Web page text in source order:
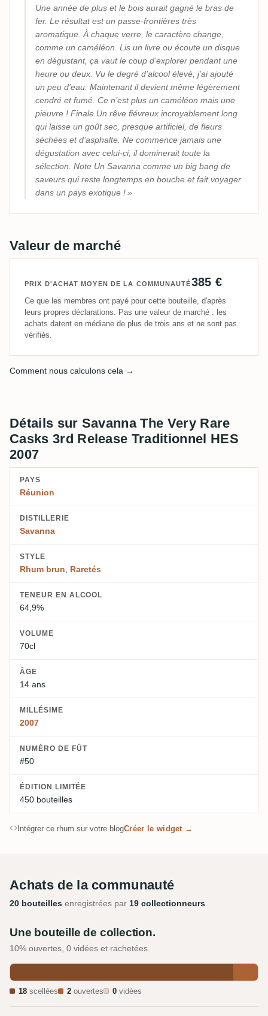
Une année de plus et le bois aurait gagné le bras de
fer. Le résultat est un passe-frontières très
aromatique. À chaque verre, le caractère change,
comme un caméléon. Lis un livre ou écoute un disque
en dégustant, ça vaut le coup d’explorer pendant une
heure ou deux. Vu le degré d’alcool élevé, j’ai ajouté
un peu d’eau. Maintenant il devient même légèrement
cendré et fumé. Ce n’est plus un caméléon mais une
pieuvre ! Finale Un rêve fiévreux incroyablement long
qui laisse un goût sec, presque artificiel, de fleurs
séchées et d’asphalte. Ne commence jamais une
dégustation avec celui-ci, il dominerait toute la
sélection. Note Un Savanna comme un big bang de
saveurs qui reste longtemps en bouche et fait voyager
dans un pays exotique !
Valeur de marché
PRIX D'ACHAT MOYEN DE LA COMMUNAUTÉ385 €
Ce que les membres ont payé pour cette bouteille, d'après
leurs propres déclarations. Pas une valeur de marché : les
achats datent en médiane de plus de trois ans et ne sont pas
vérifiés.
Comment nous calculons cela →
Détails sur Savanna The Very Rare
Casks 3rd Release Traditionnel HES
2007
PAYS
Réunion
DISTILLERIE
Savanna
STYLE
Rhum brun, Raretés
TENEUR EN ALCOOL
64,9%
VOLUME
70cl
ÂGE
14 ans
MILLÉSIME
2007
NUMÉRO DE FÛT
#50
ÉDITION LIMITÉE
450 bouteilles
Intégrer ce rhum sur votre blogCréer le widget →
Achats de la communauté
20 bouteilles enregistrées par 19 collectionneurs.
Une bouteille de collection.
10% ouvertes, 0 vidées et rachetées.
18 scellées 2 ouvertes 0 vidées